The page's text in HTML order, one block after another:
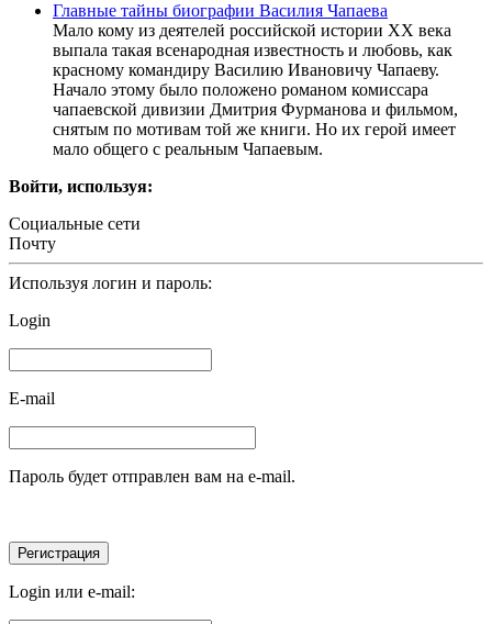
Главные тайны биографии Василия Чапаева
Мало кому из деятелей российской истории ХХ века
выпала такая всенародная известность и любовь, как
красному командиру Василию Ивановичу Чапаеву.
Начало этому было положено романом комиссара
чапаевской дивизии Дмитрия Фурманова и фильмом,
снятым по мотивам той же книги. Но их герой имеет
мало общего с реальным Чапаевым.
Войти, используя:
Социальные сети
Почту
Используя логин и пароль:
Login
E-mail
Пароль будет отправлен вам на e-mail.
Login или e-mail: